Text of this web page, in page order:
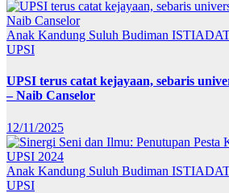
Anak Kandung Suluh Budiman
UPSI
UPSI terus catat kejayaan, sebaris
– Naib Canselor
12/11/2025
Anak Kandung Suluh Budiman
UPSI